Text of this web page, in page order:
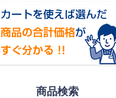
商品検索